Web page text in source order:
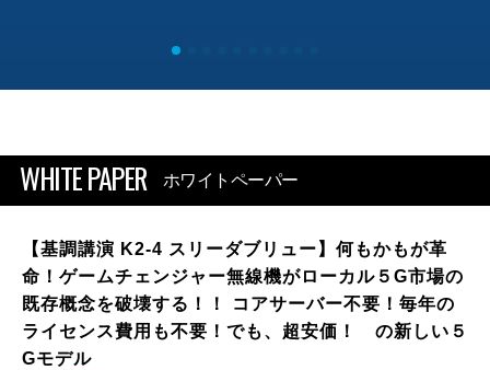
WHITE PAPER ホワイトペーパー
【基調講演 K2-4 スリーダブリュー】何もかもが革
命！ゲームチェンジャー無線機がローカル５G市場の
既存概念を破壊する！！ コアサーバー不要！毎年の
ライセンス費用も不要！でも、超安価！ の新しい５
Gモデル